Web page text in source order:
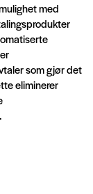
med
som gjør det
eliminerer